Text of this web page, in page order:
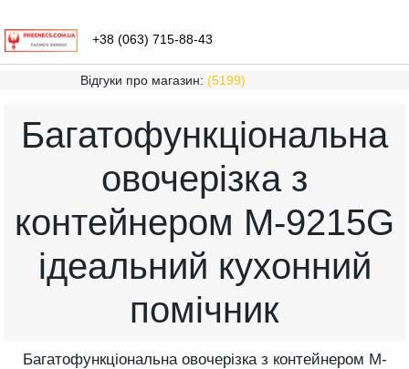
+38 (063) 715-88-43
Відгуки про магазин: (5199)
Багатофункціональна
овочерізка з
контейнером M-9215G
ідеальний кухонний
помічник
Багатофункціональна овочерізка з контейнером M-